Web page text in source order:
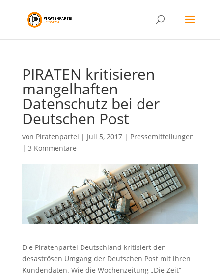
PIRATEN kritisieren
mangelhaften
Datenschutz bei der
Deutschen Post
von Piratenpartei | Juli 5, 2017| Pressemitteilungen
| 3 Kommentare
Die Piratenpartei Deutschland kritisiert den
desaströsen Umgang der Deutschen Post mit ihren
Kundendaten. Wie die Wochenzeitung „Die Zeit“